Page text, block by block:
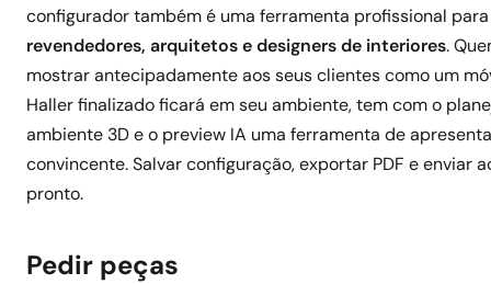
configurador também é uma ferramenta profissional para
revendedores, arquitetos e designers de interiores.
mostrar antecipadamente aos seus clientes como um
Haller finalizado ficará em seu ambiente, tem com o
ambiente 3D e o preview IA uma ferramenta de
convincente. Salvar configuração, exportar PDF e enviar
pronto.
Pedir peças